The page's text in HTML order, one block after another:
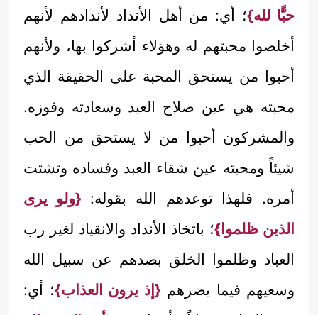
حبًّا لله}؛ أي: من أهل الأنداد لأندادهم لأنهم
أخلصوا محبتهم له وهؤلاء أشركوا بها، ولأنهم
أحبوا من يستحق المحبة على الحقيقة الذي
محبته هي عين صلاح العبد وسعادته وفوزه.
والمشركون أحبوا من لا يستحق من الحب
شيئاً ومحبته عين شقاء العبد وفساده وتشتت
أمره. فلهذا توعدهم الله بقوله: {ولو يرى
الذين ظلموا}؛ باتخاذ الأنداد والانقياد لغير رب
العباد وظلموا الخلق بصدهم عن سبيل الله
وسعيهم فيما يضرهم {إذ يرون العذاب}؛ أي: